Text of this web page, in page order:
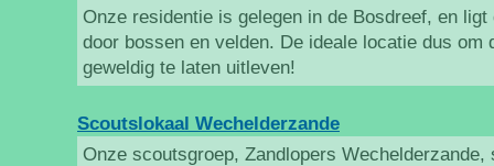
Onze residentie is gelegen in de Bosdreef, en
door bossen en velden. De ideale locatie dus om
geweldig te laten uitleven!
Scoutslokaal Wechelderzande
Onze scoutsgroep, Zandlopers